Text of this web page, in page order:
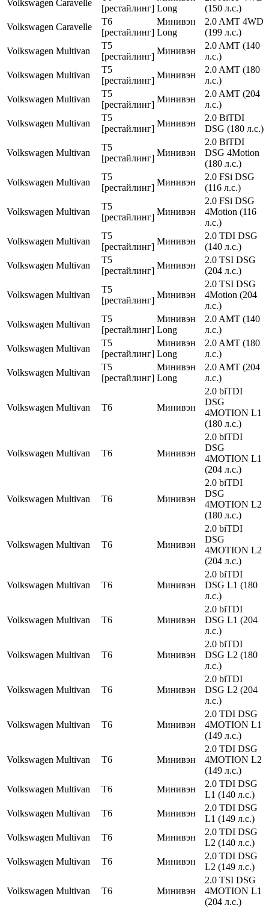
Volkswagen Caravelle
[рестайлинг] Long
(150 л.с.)
Volkswagen Caravelle
T6
[рестайлинг]
Минивэн
Long
2.0 AMT 4WD
(199 л.с.)
Volkswagen Multivan
T5
[рестайлинг]
Минивэн
2.0 AMT (140
л.с.)
Volkswagen Multivan
T5
[рестайлинг]
Минивэн
2.0 AMT (180
л.с.)
Volkswagen Multivan
T5
[рестайлинг]
Минивэн
2.0 AMT (204
л.с.)
Volkswagen Multivan
T5
[рестайлинг]
Минивэн
2.0 BiTDI
DSG (180 л.с.)
Volkswagen Multivan
T5
[рестайлинг]
Минивэн
2.0 BiTDI
DSG 4Motion
(180 л.с.)
Volkswagen Multivan
T5
[рестайлинг]
Минивэн
2.0 FSi DSG
(116 л.с.)
Volkswagen Multivan
T5
[рестайлинг]
Минивэн
2.0 FSi DSG
4Motion (116
л.с.)
Volkswagen Multivan
T5
[рестайлинг]
Минивэн
2.0 TDI DSG
(140 л.с.)
Volkswagen Multivan
T5
[рестайлинг]
Минивэн
2.0 TSI DSG
(204 л.с.)
Volkswagen Multivan
T5
[рестайлинг]
Минивэн
2.0 TSI DSG
4Motion (204
л.с.)
Volkswagen Multivan
T5
[рестайлинг]
Минивэн
Long
2.0 AMT (140
л.с.)
Volkswagen Multivan
T5
[рестайлинг]
Минивэн
Long
2.0 AMT (180
л.с.)
Volkswagen Multivan
T5
[рестайлинг]
Минивэн
Long
2.0 AMT (204
л.с.)
Volkswagen Multivan T6 Минивэн
2.0 biTDI
DSG
4MOTION L1
(180 л.с.)
Volkswagen Multivan T6 Минивэн
2.0 biTDI
DSG
4MOTION L1
(204 л.с.)
Volkswagen Multivan T6 Минивэн
2.0 biTDI
DSG
4MOTION L2
(180 л.с.)
Volkswagen Multivan T6 Минивэн
2.0 biTDI
DSG
4MOTION L2
(204 л.с.)
Volkswagen Multivan T6 Минивэн
2.0 biTDI
DSG L1 (180
л.с.)
Volkswagen Multivan T6 Минивэн
2.0 biTDI
DSG L1 (204
л.с.)
Volkswagen Multivan T6 Минивэн
2.0 biTDI
DSG L2 (180
л.с.)
Volkswagen Multivan T6 Минивэн
2.0 biTDI
DSG L2 (204
л.с.)
Volkswagen Multivan T6 Минивэн
2.0 TDI DSG
4MOTION L1
(149 л.с.)
Volkswagen Multivan T6 Минивэн
2.0 TDI DSG
4MOTION L2
(149 л.с.)
Volkswagen Multivan T6 Минивэн
2.0 TDI DSG
L1 (140 л.с.)
Volkswagen Multivan T6 Минивэн
2.0 TDI DSG
L1 (149 л.с.)
Volkswagen Multivan T6 Минивэн
2.0 TDI DSG
L2 (140 л.с.)
Volkswagen Multivan T6 Минивэн
2.0 TDI DSG
L2 (149 л.с.)
Volkswagen Multivan T6 Минивэн
2.0 TSI DSG
4MOTION L1
(204 л.с.)